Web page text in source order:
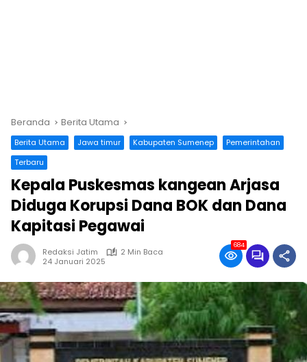
Beranda Berita Utama
Berita Utama Jawa timur Kabupaten Sumenep
Pemerintahan
Terbaru
Kepala Puskesmas kangean Arjasa
Diduga Korupsi Dana BOK dan Dana
Kapitasi Pegawai
Redaksi Jatim
2 Min Baca
24 Januari 2025
684